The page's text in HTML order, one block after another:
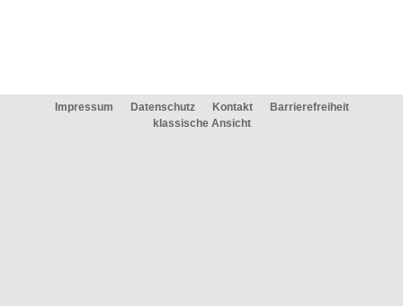
Impressum Datenschutz Kontakt
Barrierefreiheit
klassische Ansicht